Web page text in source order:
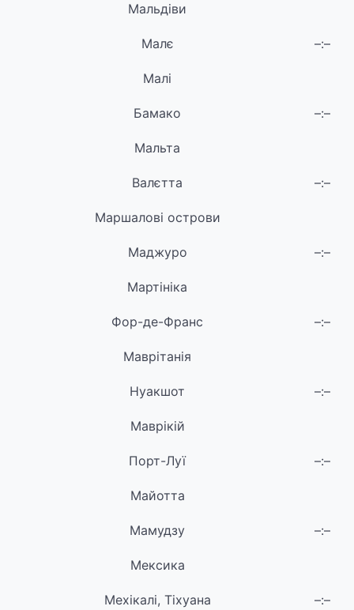
Мальдіви
Малє –:–
Малі
Бамако –:–
Мальта
Валєтта –:–
Маршалові острови
Маджуро –:–
Мартініка
Фор-де-Франс –:–
Маврітанія
Нуакшот –:–
Маврікій
Порт-Луї –:–
Майотта
Мамудзу –:–
Мексика
Мехікалі, Тіхуана –:–